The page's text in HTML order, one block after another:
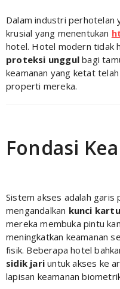
Dalam industri perhotelan
krusial yang menentukan
hotel. Hotel modern tidak
proteksi unggul bagi
keamanan yang ketat
properti mereka.
Fondasi
Sistem akses adalah
mengandalkan kunci
mereka membuka pintu
meningkatkan keamanan
fisik. Beberapa hotel
sidik jari untuk akses ke
lapisan keamanan